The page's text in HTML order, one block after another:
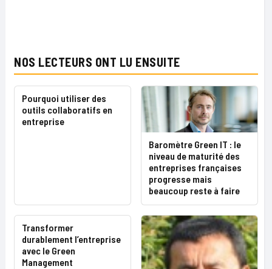
NOS LECTEURS ONT LU ENSUITE
Pourquoi utiliser des
outils collaboratifs en
entreprise
Baromètre Green IT : le
niveau de maturité des
entreprises françaises
progresse mais
beaucoup reste à faire
Transformer
durablement l’entreprise
avec le Green
Management